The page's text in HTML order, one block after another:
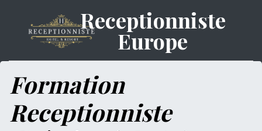
Receptionniste
Europe
Formation
Receptionniste